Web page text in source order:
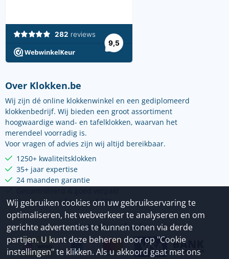
Over Klokken.be
Wij zijn dé online klokkenwinkel en een gediplomeerd
klokkenbedrijf. Wij bieden een groot assortiment
hoogwaardige wand- en tafelklokken, waarvan het
merendeel voorradig is.
Voor vragen of advies zijn wij altijd bereikbaar.
1250+ kwaliteitsklokken
35+ jaar expertise
24 maanden garantie
Gratis verzending vanaf €75
Betaalmethoden
Wij gebruiken cookies om uw gebruikservaring te
optimaliseren, het webverkeer te analyseren en om
gerichte advertenties te kunnen tonen via derde
partijen. U kunt deze beheren door op "Cookie
instellingen" te klikken. Als u akkoord gaat met ons